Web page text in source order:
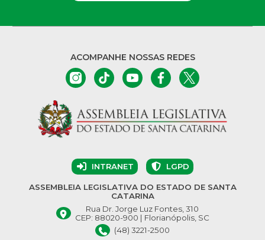
ACOMPANHE NOSSAS REDES
INTRANET LGPD
ASSEMBLEIA LEGISLATIVA DO ESTADO DE SANTA
CATARINA
Rua Dr. Jorge Luz Fontes, 310
CEP: 88020-900 | Florianópolis, SC
(48) 3221-2500